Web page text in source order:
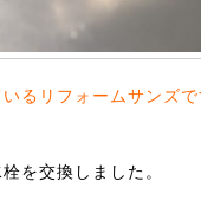
るリフォームサンズで
を交換しました。